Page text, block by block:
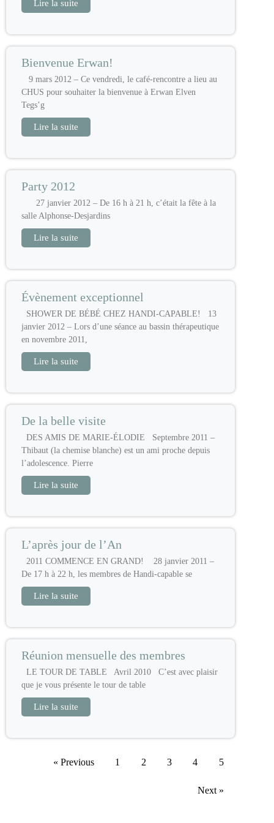
Lire la suite
Bienvenue Erwan!
9 mars 2012 – Ce vendredi, le café-rencontre a lieu au
CHUS pour souhaiter la bienvenue à Erwan Elven
Tegs’g
Lire la suite
Party 2012
27 janvier 2012 – De 16 h à 21 h, c’était la fête à la
salle Alphonse-Desjardins
Lire la suite
Évènement exceptionnel
SHOWER DE BÉBÉ CHEZ HANDI-CAPABLE! 13
janvier 2012 – Lors d’une séance au bassin thérapeutique
en novembre 2011,
Lire la suite
De la belle visite
DES AMIS DE MARIE-ÉLODIE Septembre 2011 –
Thibaut (la chemise blanche) est un ami proche depuis
l’adolescence. Pierre
Lire la suite
L’après jour de l’An
2011 COMMENCE EN GRAND! 28 janvier 2011 –
De 17 h à 22 h, les membres de Handi-capable se
Lire la suite
Réunion mensuelle des membres
LE TOUR DE TABLE Avril 2010 C’est avec plaisir
que je vous présente le tour de table
Lire la suite
« Previous 1 2 3 4 5
Next »